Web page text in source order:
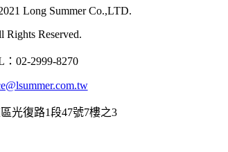
Long Summer Co.,LTD.
Rights Reserved.
：02-2999-8270
光復路1段47號7樓之3